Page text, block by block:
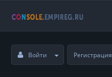
Войти Регистрация